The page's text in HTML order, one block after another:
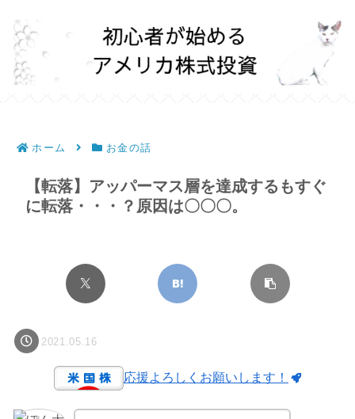
ホーム お金の話
【転落】アッパーマス層を達成するもすぐ
に転落・・・？原因は〇〇〇。
2021.05.16
応援よろしくお願いします！